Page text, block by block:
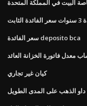
البيت في المملكة المتحدة
سعر الفائدة deposito bca
معدل فاتورة الخزانة العائد
كيان غير تجاري
داو الذهب على المدى الطويل